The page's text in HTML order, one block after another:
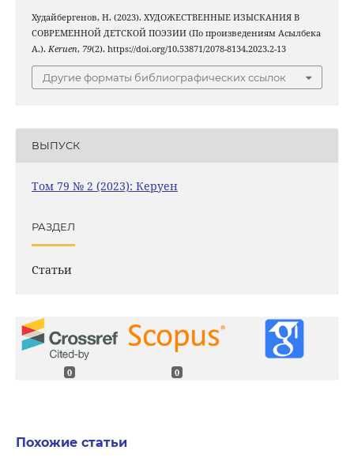
Худайбергенов, Н. (2023). ХУДОЖЕСТВЕННЫЕ ИЗЫСКАНИЯ В
СОВРЕМЕННОЙ ДЕТСКОЙ ПОЭЗИИ (По произведениям Асылбека
А.). Keruen, 79(2). https://doi.org/10.53871/2078-8134.2023.2-13
Другие форматы библиографических ссылок
ВЫПУСК
Том 79 № 2 (2023): Керуен
РАЗДЕЛ
Статьи
0 0
Похожие статьи